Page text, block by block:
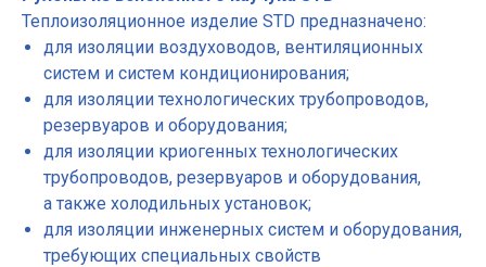
Теплоизоляционное изделие STD предназначено:
для изоляции воздуховодов, вентиляционных
систем и систем кондиционирования;
для изоляции технологических трубопроводов,
резервуаров и оборудования;
для изоляции криогенных технологических
трубопроводов, резервуаров и оборудования,
а также холодильных установок;
для изоляции инженерных систем и оборудования,
требующих специальных свойств